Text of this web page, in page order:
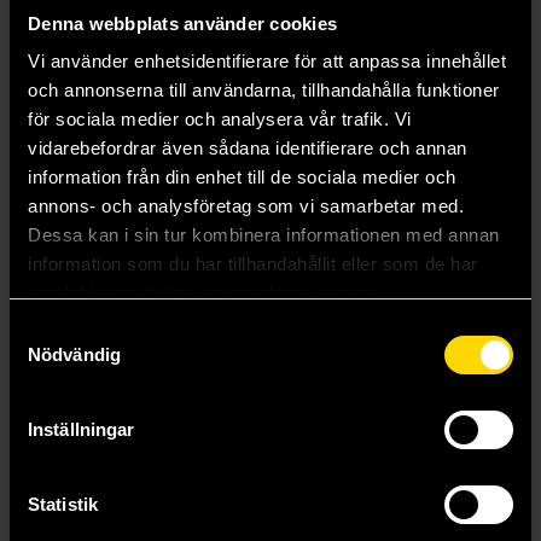
Denna webbplats använder cookies
Vi använder enhetsidentifierare för att anpassa innehållet
och annonserna till användarna, tillhandahålla funktioner
för sociala medier och analysera vår trafik. Vi
vidarebefordrar även sådana identifierare och annan
information från din enhet till de sociala medier och
annons- och analysföretag som vi samarbetar med.
Dessa kan i sin tur kombinera informationen med annan
information som du har tillhandahållit eller som de har
Nödvändig
Inställningar
Statistik
The Fog
199 kr
Beställ